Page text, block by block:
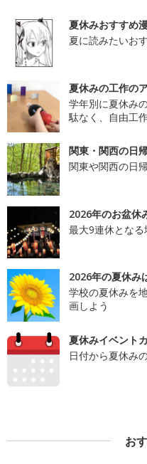
夏休みおすすめ
夏に読みたいお
夏休みの工作の
学年別に夏休み
駄なく、自由工
関東・関西の日
関東や関西の日
2026年のお盆休
最大9連休となる
2026年の夏休み
学校の夏休みを
画しよう
夏休みイベント
日付から夏休み
お